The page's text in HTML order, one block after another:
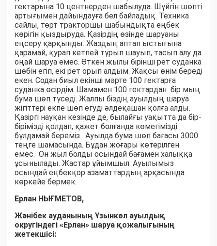
гектарына 10 центнерден шабылуда. Шүйгін шөпті
артығымен дайындауға бел байладық. Техника
сайлы, төрт тракторшы шабындықта еңбек
көрігін қыздыруда. Қазірдің өзінде шаруаны
еңсеру қарқынды. Жаздың аптап ыстығына
қарамай, қурап кетпей тұрып шауып, тасып алу да
оңай шаруа емес. Өткен жылы бірінші рет суданка
шөбін егіп, екі рет орып алдым. Жақсы өнім береді
екен. Содан биыл екінші мәрте 100 гектарға
суданка өсірдім. Шамамен 100 гектардан бір мың
бума шөп түседі. Жалпы біздің ауылдың шаруа
жігіттері екпе шөп егуді әлдеқашан қолға алды.
Қазіргі науқан кезінде де, былайғы уақытта да бір-
бірімізді қолдап, қажет болғанда көмегімізді
бұлдамай береміз. Ауылда бума шөп бағасы 3000
теңге шамасында. Бұдан жоғары көтерілген
емес. Он жыл болды осындай бағамен халыққа
ұсынылады. Жастар ұйымшыл. Ауылымыз
осындай еңбекқор азаматтардың арқасында
көркейе бермек.
Ерлан НЫҒМЕТОВ,
Жәнібек ауданының Ұзынкөл ауылдық
округіндегі «Ерлан» шаруа қожалығының
жетекшісі: